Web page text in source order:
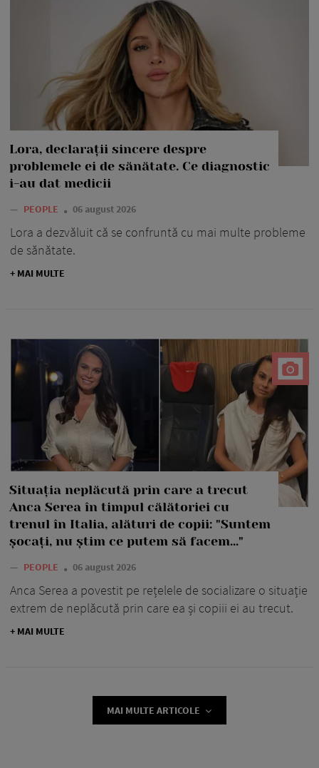
Lora, declarații sincere despre
problemele ei de sănătate. Ce diagnostic
i-au dat medicii
— PEOPLE 06 august 2026
Lora a dezvăluit că se confruntă cu mai multe probleme
de sănătate.
+ MAI MULTE
Situația neplăcută prin care a trecut
Anca Serea în timpul călătoriei cu
trenul în Italia, alături de copii: "Suntem
șocați, nu știm ce putem să facem..."
— PEOPLE 06 august 2026
Anca Serea a povestit pe rețelele de socializare o situație
extrem de neplăcută prin care ea și copiii ei au trecut.
+ MAI MULTE
MAI MULTE ARTICOLE